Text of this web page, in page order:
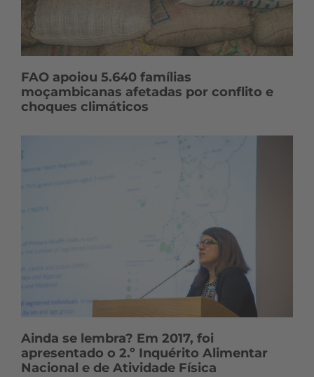
FAO apoiou 5.640 famílias
moçambicanas afetadas por conflito e
choques climáticos
Ainda se lembra? Em 2017, foi
apresentado o 2.º Inquérito Alimentar
Nacional e de Atividade Física